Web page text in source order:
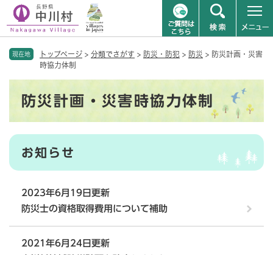
現在地 トップページ > 分類でさがす > 防災・防犯 > 防災 > 防災計画・災害
時協力体制
防災計画・災害時協力体制
お知らせ
2023年6月19日更新
防災士の資格取得費用について補助
2021年6月24日更新